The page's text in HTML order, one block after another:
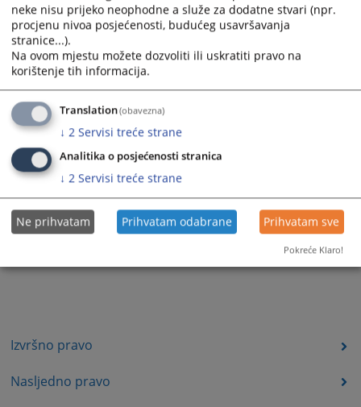
Izvršno pravo
Nasljedno pravo
neke nisu prijeko neophodne a služe za dodatne stvari (npr.
procjenu nivoa posjećenosti, budućeg usavršavanja
stranice...).
Na ovom mjestu možete dozvoliti ili uskratiti pravo na
korištenje tih informacija.
Translation(obavezna)
↓ 2 Servisi treće strane
Analitika o posjećenosti stranica
↓ 2 Servisi treće strane
Ne prihvatam Prihvatam odabrane Prihvatam sve
Pokreće Klaro!